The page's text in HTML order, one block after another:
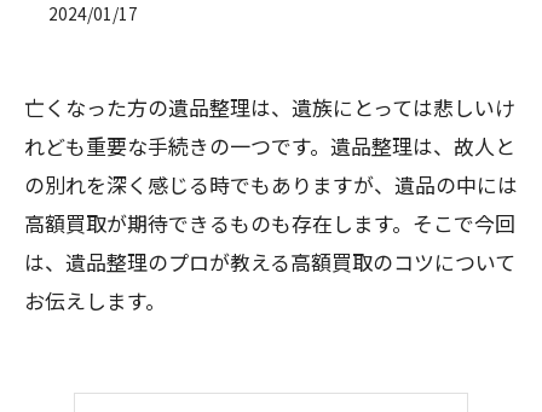
2024/01/17
亡くなった方の遺品整理は、遺族にとっては悲しいけ
れども重要な手続きの一つです。遺品整理は、故人と
の別れを深く感じる時でもありますが、遺品の中には
高額買取が期待できるものも存在します。そこで今回
は、遺品整理のプロが教える高額買取のコツについて
お伝えします。